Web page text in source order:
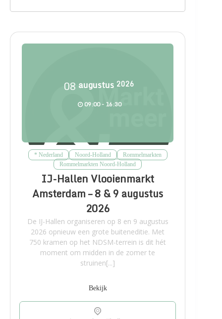
08 augustus 2026
09:00 - 16:30
* Nederland Noord-Holland
Rommelmarkten
Rommelmarkten Noord-Holland
IJ-Hallen Vlooienmarkt
Amsterdam – 8 & 9 augustus
2026
De IJ-Hallen organiseren op 8 en 9 augustus
2026 opnieuw een grote buiteneditie. Met
750 kramen op het NDSM-terrein is dit hét
moment om midden in de zomer te
struinen[...]
Bekijk